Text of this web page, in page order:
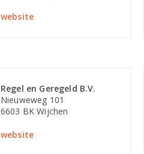
website
Regel en Geregeld B.V.
Nieuweweg 101
6603 BK Wijchen
website